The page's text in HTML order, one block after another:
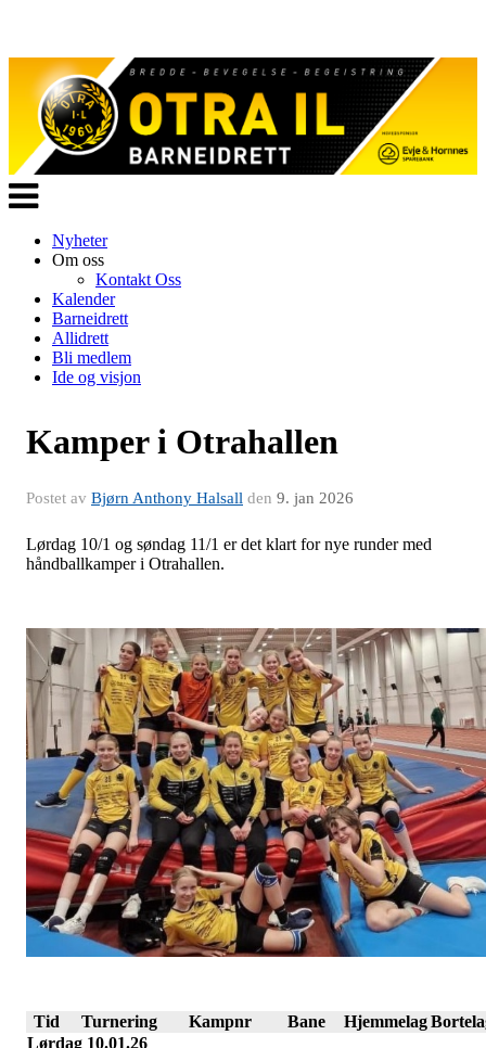
Veksle
navigasjon
Nyheter
Om oss
Kontakt Oss
Kalender
Barneidrett
Allidrett
Bli medlem
Ide og visjon
Kamper i Otrahallen
Postet av Bjørn Anthony Halsall den 9. jan 2026
Lørdag 10/1 og søndag 11/1 er det klart for nye runder med
håndballkamper i Otrahallen.
Tid Turnering Kampnr Bane Hjemmelag
Lørdag 10.01.26